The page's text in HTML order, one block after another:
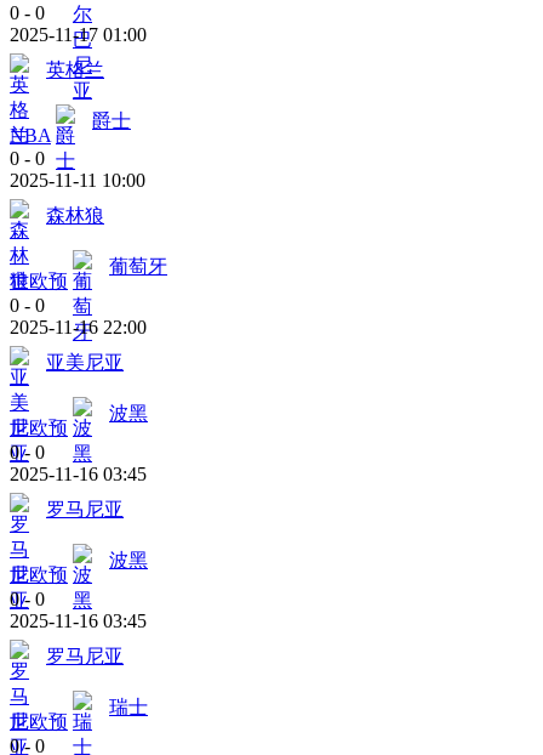
0 - 0
2025-11-17 01:00
英格兰
NBA
爵士
0 - 0
2025-11-11 10:00
森林狼
世欧预
葡萄牙
0 - 0
2025-11-16 22:00
亚美尼亚
世欧预
波黑
0 - 0
2025-11-16 03:45
罗马尼亚
世欧预
波黑
0 - 0
2025-11-16 03:45
罗马尼亚
世欧预
瑞士
0 - 0